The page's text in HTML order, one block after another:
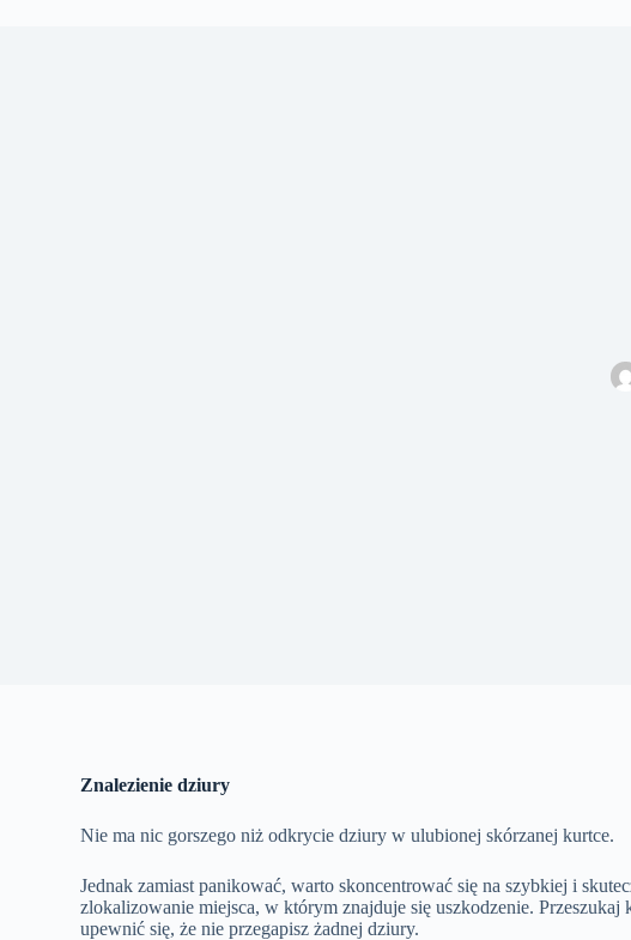
Znalezienie dziury
Nie ma nic gorszego niż odkrycie dziury w ulubionej skórzanej kurtce.
Jednak zamiast panikować, warto skoncentrować się na szybkiej i
zlokalizowanie miejsca, w którym znajduje się uszkodzenie.
upewnić się, że nie przegapisz żadnej dziury.